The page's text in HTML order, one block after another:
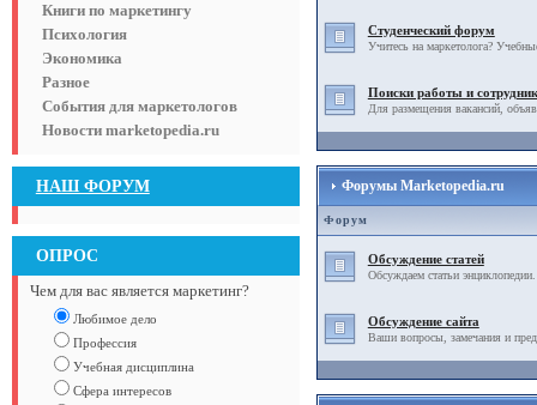
Книги по маркетингу
Психология
Экономика
Разное
События для маркетологов
Новости marketopedia.ru
НАШ ФОРУМ
ОПРОС
Чем для вас является маркетинг?
Любимое дело
Профессия
Учебная дисциплина
Сфера интересов
Студенческий форум
Учитесь на маркетолога?
Поиски работы и
Для размещения вакансий,
Форумы Marketopedia.ru
Форум
Обсуждение статей
Обсуждаем статьи энциклопедии.
Обсуждение сайта
Ваши вопросы, замечания и